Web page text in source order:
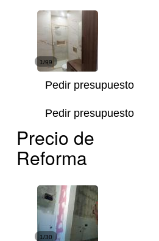
1/99
Pedir presupuesto
Pedir presupuesto
1/30
Precio de
Reforma